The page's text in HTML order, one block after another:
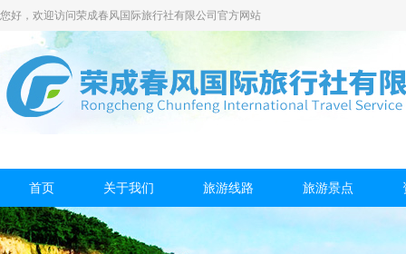
您好，欢迎访问荣成春风国际旅行社有限公司官方网站
首页 关于我们 旅游线路 旅游景点